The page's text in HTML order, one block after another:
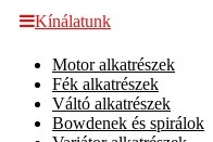
Kínálatunk
Motor alkatrészek
Fék alkatrészek
Váltó alkatrészek
Bowdenek és spirálok